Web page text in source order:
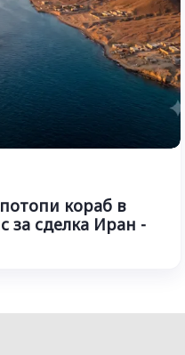
кораб в
за сделка Иран -